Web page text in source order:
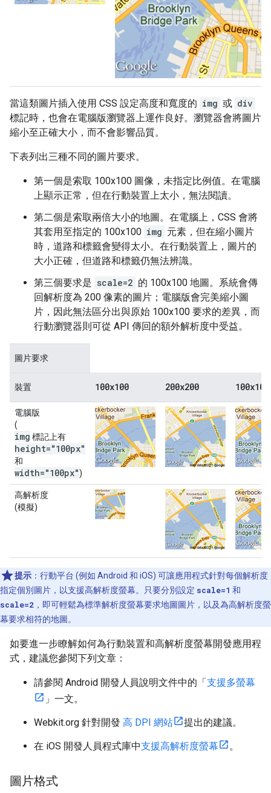
當這類圖片插入使用 CSS 設定高度和寬度的 img 或 div
標記時，也會在電腦版瀏覽器上運作良好。瀏覽器會將圖片
縮小至正確大小，而不會影響品質。
下表列出三種不同的圖片要求。
第一個是索取 100x100 圖像，未指定比例值。在電腦
上顯示正常，但在行動裝置上太小，無法閱讀。
第二個是索取兩倍大小的地圖。在電腦上，CSS 會將
其套用至指定的 100x100 img 元素，但在縮小圖片
時，道路和標籤會變得太小。在行動裝置上，圖片的
大小正確，但道路和標籤仍無法辨識。
第三個要求是 scale=2 的 100x100 地圖。系統會傳
回解析度為 200 像素的圖片；電腦版會完美縮小圖
片，因此無法區分出與原始 100x100 要求的差異，而
行動瀏覽器則可從 API 傳回的額外解析度中受益。
圖片要求
裝置 100x100 200x200
電腦版
(
img 標記上有
height="100px"
和
width="100px")
高解析度
(模擬)
提示 ：行動平台 (例如 Android 和 iOS) 可讓應用程式針對每個解析度
指定個別圖片，以支援高解析度螢幕。只要分別設定 scale=1 和
scale=2 ，即可輕鬆為標準解析度螢幕要求地圖圖片，以及為高解析度螢
幕要求相符的地圖。
如要進一步瞭解如何為行動裝置和高解析度螢幕開發應用程
式，建議您參閱下列文章：
請參閱 Android 開發人員說明文件中的「支援多螢幕
」一文。
Webkit.org 針對開發 高 DPI 網站 提出的建議。
在 iOS 開發人員程式庫中支援高解析度螢幕 。
圖片格式